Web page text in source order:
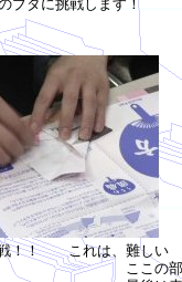
ブタに挑戦します！
るの久しぶ
戦！！ これは、難しい
折り方が難し